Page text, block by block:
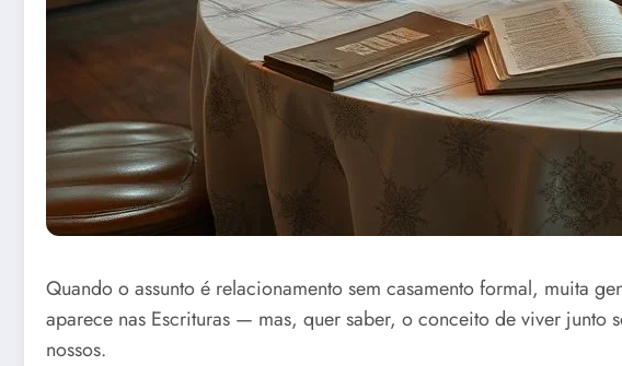
Quando o assunto é relacionamento sem casamento formal, muita
aparece nas Escrituras — mas, quer saber, o conceito de viver junto
nossos.